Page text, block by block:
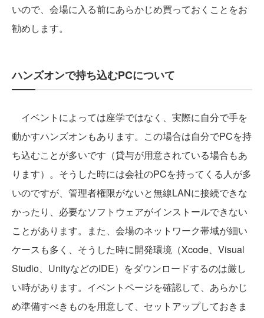
いので、会場に入る前にあらかじめ買っておくことをお
勧めします。
ハンズオンで持ち込むPCについて
イベントによっては座学ではなく、実際に自分で手を
動かすハンズオンもあります。この場合は自分でPCを持
ち込むことが多いです（貸与が用意されている場合もあ
ります）。そうした時には会社のPCを持ってくる人が多
いのですが、管理者権限がないと無線LANに接続できな
かったり、必要なソフトウェアがインストールできない
ことがあります。また、会場のネットワーク帯域が細い
ケースも多く、そうした時に開発環境（Xcode、Visual
Studio、UnityなどのIDE）をダウンロードするのは厳し
い時があります。イベントページを確認して、あらかじ
め準備すべきものを用意して、セットアップしておきま